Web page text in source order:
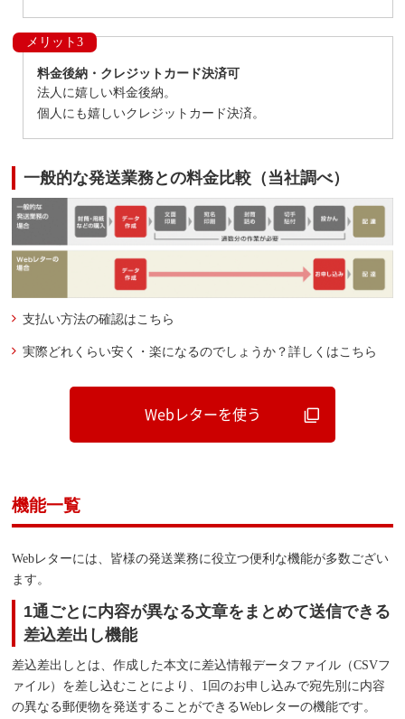
メリット3
料金後納・クレジットカード決済可
法人に嬉しい料金後納。
個人にも嬉しいクレジットカード決済。
一般的な発送業務との料金比較（当社調べ）
支払い方法の確認はこちら
実際どれくらい安く・楽になるのでしょうか？詳しくはこちら
Webレターを使う
機能一覧
Webレターには、皆様の発送業務に役立つ便利な機能が多数ござい
ます。
1通ごとに内容が異なる文章をまとめて送信できる
差込差出し機能
差込差出しとは、作成した本文に差込情報データファイル（CSVフ
ァイル）を差し込むことにより、1回のお申し込みで宛先別に内容
の異なる郵便物を発送することができるWebレターの機能です。